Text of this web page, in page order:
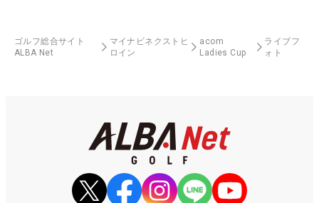
ゴルフ総合サイト
ALBA Net
マイナビネクストヒ
ロイン
acom
Ladies Cup
ライブフ
ォト